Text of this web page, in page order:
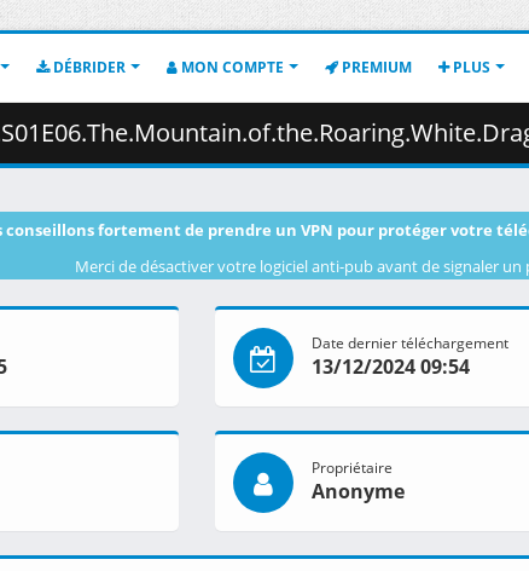
DÉBRIDER MON COMPTE PREMIUM PLUS
conseillons fortement de prendre un VPN pour protéger votre
Merci de désactiver votre logiciel anti-pub avant de signaler un
Date dernier téléchargement
13/12/2024 09:54
Propriétaire
Anonyme